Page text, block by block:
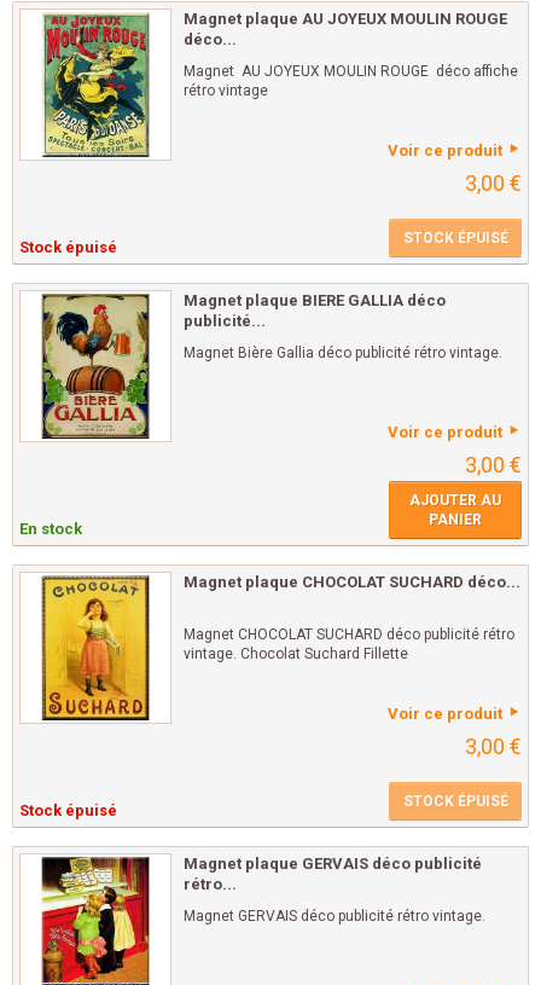
Magnet plaque AU JOYEUX MOULIN ROUGE
déco...
Magnet AU JOYEUX MOULIN ROUGE déco affiche
rétro vintage
Voir ce produit
3,00 €
Stock épuisé STOCK ÉPUISÉ
Magnet plaque BIERE GALLIA déco
publicité...
Magnet Bière Gallia déco publicité rétro vintage.
Voir ce produit
3,00 €
En stock
AJOUTER AU
PANIER
Magnet plaque CHOCOLAT SUCHARD déco...
Magnet CHOCOLAT SUCHARD déco publicité rétro
vintage. Chocolat Suchard Fillette
Voir ce produit
3,00 €
Stock épuisé STOCK ÉPUISÉ
Magnet plaque GERVAIS déco publicité
rétro...
Magnet GERVAIS déco publicité rétro vintage.